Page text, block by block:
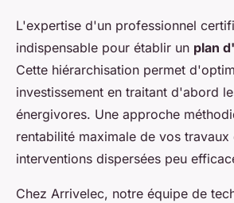
L'expertise d'un professionnel
indispensable pour établir un plan
Cette hiérarchisation permet
investissement en traitant d'abord
énergivores. Une approche
rentabilité maximale de vos travaux
interventions dispersées peu
Chez Arrivelec, notre équipe de